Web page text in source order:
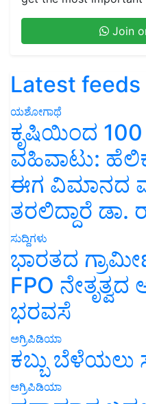
Join
Latest feeds
ಯಶೋಗಾಥೆ
ಕೃಷಿಯಿಂದ
ವಹಿವಾಟು:
ಈಗ ವಿಮಾನದ
ತರಲಿದ್ದಾರೆ ಡಾ.
ಸುದ್ದಿಗಳು
ಭಾರತದ
FPO
ಭರವಸೆ
ಅಗ್ರಿಪಿಡಿಯಾ
ಕಬ್ಬು ಬೆಳೆಯಲು
ಅಗ್ರಿಪಿಡಿಯಾ